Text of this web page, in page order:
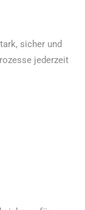
sicher und
jederzeit